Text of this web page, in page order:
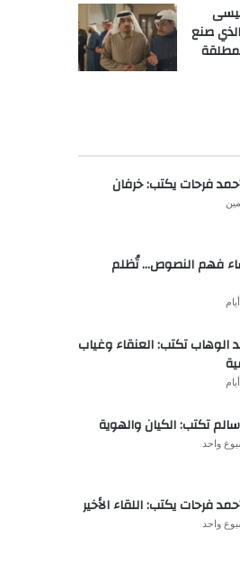
صنع
فرحات يكتب: خرفان
فهم النصوص… تُظلم
الوهاب تكتب: العنقاء وغياب
تكتب: الكيان والهوية
واحد
فرحات يكتب: اللقاء الأخير
واحد